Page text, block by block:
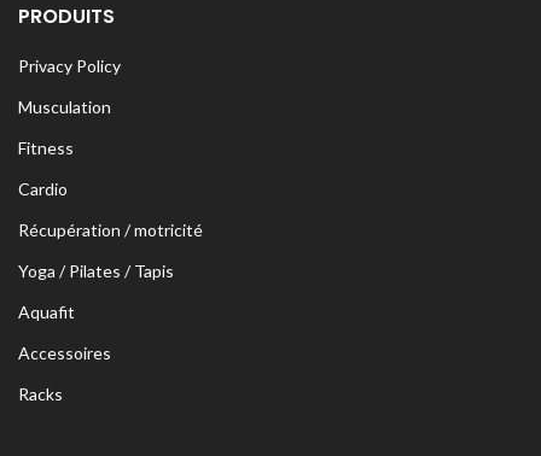
PRODUITS
Privacy Policy
Musculation
Fitness
Cardio
Récupération / motricité
Yoga / Pilates / Tapis
Aquafit
Accessoires
Racks